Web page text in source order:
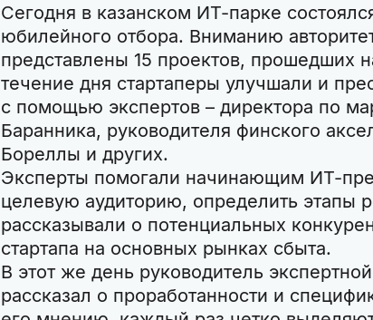
Сегодня в казанском ИТ-парке
юбилейного отбора. Вниманию
представлены 15 проектов, прошедших
течение дня стартаперы улучшали и
с помощью экспертов – директора по
Баранника, руководителя финского
Бореллы и других.
Эксперты помогали начинающим ИТ-
целевую аудиторию, определить этапы
рассказывали о потенциальных
стартапа на основных рынках сбыта.
В этот же день руководитель
рассказал о проработанности и